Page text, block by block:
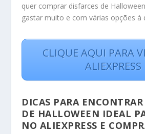
quer comprar disfarces de
gastar muito e com várias opções à
CLIQUE AQUI PARA
ALIEXPRESS
DICAS PARA
DE HALLOWEEN IDEAL
NO ALIEXPRESS E